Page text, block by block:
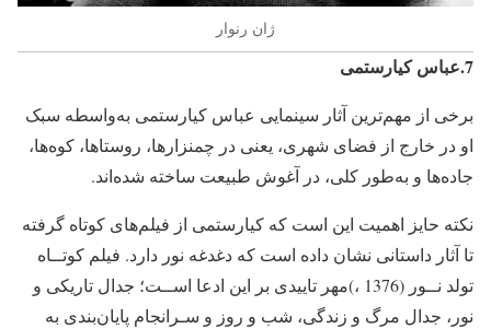
ژان رنوار
7.عباس کیارستمی
برخی از مهم‌ترین آثار سینمایی عباس کیارستمی به‌واسطه سبک
او در خارج از فضای شهری، یعنی در چمنزارها، روستاها، کوه‌ها،
جاده‌ها و به‌طور کلی، در آغوش طبیعت ساخته شده‌اند.
نکته حایز اهمیت این است که کیارستمی از فیلم‌های کوتاه گرفته
تا آثار داستانی نشان داده است که دغدغه نور دارد. فیلم کوتــاه
تولد نــور (1376 ،)مهر تاییدی بر این ادعا اســت؛ جدال تاریکی و
نور، جدال مرگ و زندگی، شب و روز و سـرانجام پایان‌بندی به